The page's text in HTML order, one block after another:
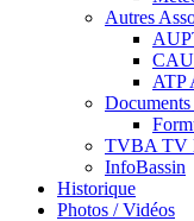
Autres
ATP
TVBA TV
InfoBassin
Historique
Photos / Vidéos